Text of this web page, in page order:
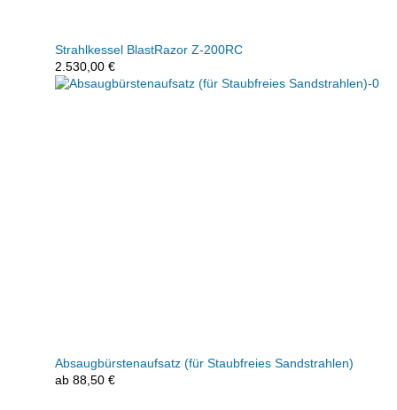
Strahlkessel BlastRazor Z-200RC
2.530,00 €
Absaugbürstenaufsatz (für Staubfreies Sandstrahlen)
ab 88,50 €